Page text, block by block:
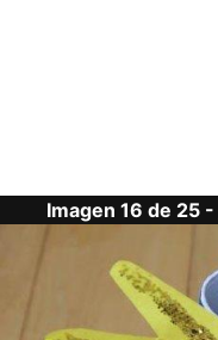
Imagen 16 de 25 -